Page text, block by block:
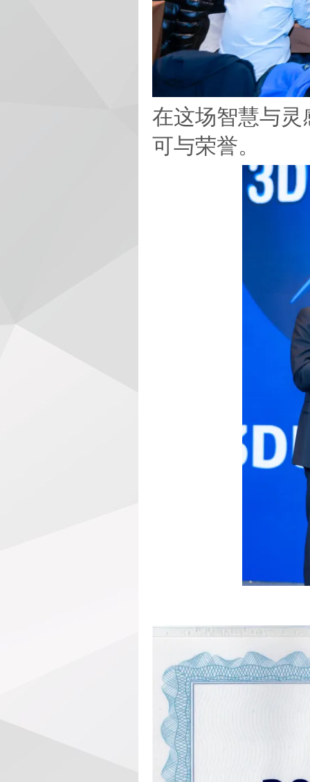
在这场智慧与
可与荣誉。